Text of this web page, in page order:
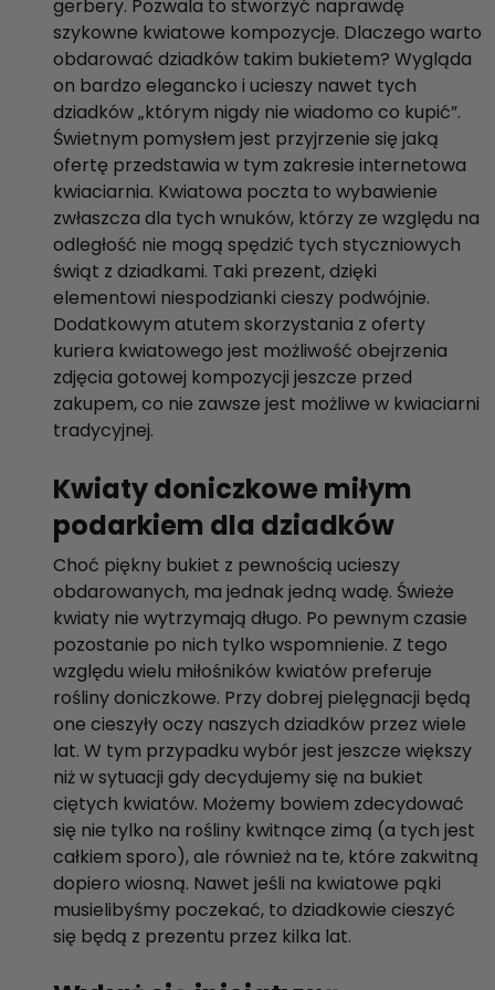
gerbery. Pozwala to stworzyć naprawdę
szykowne kwiatowe kompozycje. Dlaczego warto
obdarować dziadków takim bukietem? Wygląda
on bardzo elegancko i ucieszy nawet tych
dziadków „którym nigdy nie wiadomo co kupić”.
Świetnym pomysłem jest przyjrzenie się jaką
ofertę przedstawia w tym zakresie internetowa
kwiaciarnia. Kwiatowa poczta to wybawienie
zwłaszcza dla tych wnuków, którzy ze względu na
odległość nie mogą spędzić tych styczniowych
świąt z dziadkami. Taki prezent, dzięki
elementowi niespodzianki cieszy podwójnie.
Dodatkowym atutem skorzystania z oferty
kuriera kwiatowego jest możliwość obejrzenia
zdjęcia gotowej kompozycji jeszcze przed
zakupem, co nie zawsze jest możliwe w kwiaciarni
tradycyjnej.
Kwiaty doniczkowe miłym
podarkiem dla dziadków
Choć piękny bukiet z pewnością ucieszy
obdarowanych, ma jednak jedną wadę. Świeże
kwiaty nie wytrzymają długo. Po pewnym czasie
pozostanie po nich tylko wspomnienie. Z tego
względu wielu miłośników kwiatów preferuje
rośliny doniczkowe. Przy dobrej pielęgnacji będą
one cieszyły oczy naszych dziadków przez wiele
lat. W tym przypadku wybór jest jeszcze większy
niż w sytuacji gdy decydujemy się na bukiet
ciętych kwiatów. Możemy bowiem zdecydować
się nie tylko na rośliny kwitnące zimą (a tych jest
całkiem sporo), ale również na te, które zakwitną
dopiero wiosną. Nawet jeśli na kwiatowe pąki
musielibyśmy poczekać, to dziadkowie cieszyć
się będą z prezentu przez kilka lat.